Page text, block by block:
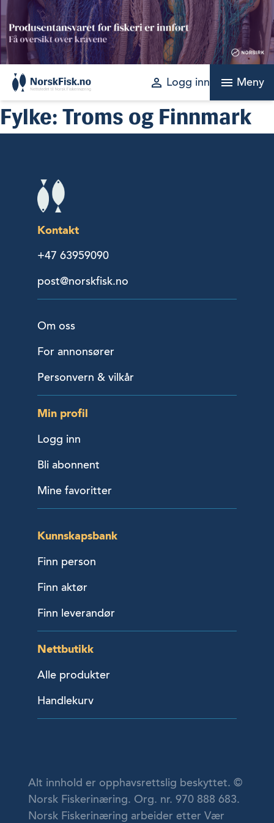
Skip
to
content
perm_identity Logg inn menu Meny
Fylke: Troms og Finnmark
Kontakt
+47 63959090
post@norskfisk.no
Om oss
For annonsører
Personvern & vilkår
Min profil
Logg inn
Bli abonnent
Mine favoritter
Kunnskapsbank
Finn person
Finn aktør
Finn leverandør
Nettbutikk
Alle produkter
Handlekurv
Alt innhold er opphavsrettslig beskyttet. ©
Norsk Fiskerinæring. Org. nr. 970 888 683.
Norsk Fiskerinæring arbeider etter Vær